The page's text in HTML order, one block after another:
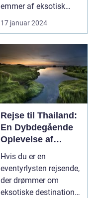
emmer af eksotisk
kultur, smukke strand...
17 januar 2024
Rejse til Thailand:
En Dybdegående
Oplevelse af
Eventyr og Kultur
Hvis du er en
eventyrlysten rejsende,
der drømmer om
eksotiske destinationer